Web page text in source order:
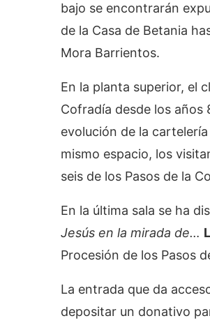
bajo se encontrarán
de la Casa de Betania
Mora Barrientos.
En la planta superior, el
Cofradía desde los años
evolución de la
mismo espacio, los
seis de los Pasos de la
En la última sala se ha
Jesús en la mirada de…
Procesión de los Pasos
La entrada que da
depositar un donativo